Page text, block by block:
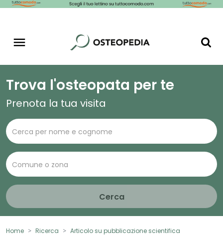
Trova l'osteopata per te
Prenota la tua visita
Cerca
Home Ricerca
Articolo su pubblicazione scientifica